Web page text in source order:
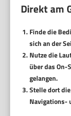
Direkt am
Finde die
sich an der
Nutze die
über das On-
gelangen.
Stelle dort
Navigations-